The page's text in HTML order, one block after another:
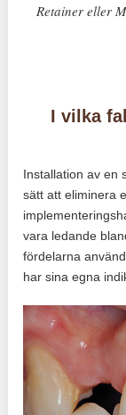
Retainer eller
I vilka
Installation av en
sätt att eliminera
vara ledande
fördelarna
har sina egna